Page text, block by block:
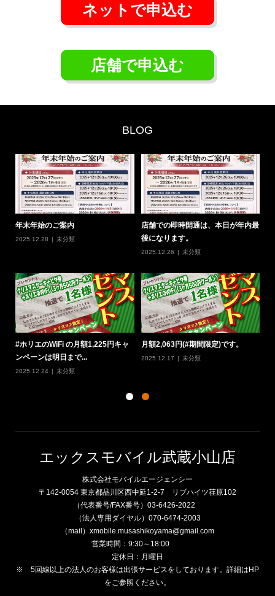
ネットで申込む
店舗で申込む
BLOG
年末年始のご案内
2025.12.28 未分類
店舗での即時開通は、本日が年内最
後になります。
2025.12.26 未分類
#ホリエのWiFi の月額1,225円キャ
ンペーンは明日まで...
2025.12.24 未分類
月額2,063円(#期間限定)です。
2025.12.17 未分類
エックスモバイル武蔵小山店
株式会社モバイルエージェンシー
〒142-0054 東京都品川区西中延1-2-7 リブハイツ荏原102
（代表番号/FAX番号）03-6426-2022
（法人専用ダイヤル）070-6474-2003
（mail）xmobile.musashikoyama@gmail.com
営業時間：9:30～18:00
定休日：月曜日
※ 5回線以上の法人のお客様は出張サービスをしております。詳細はHP
をご参照ください。